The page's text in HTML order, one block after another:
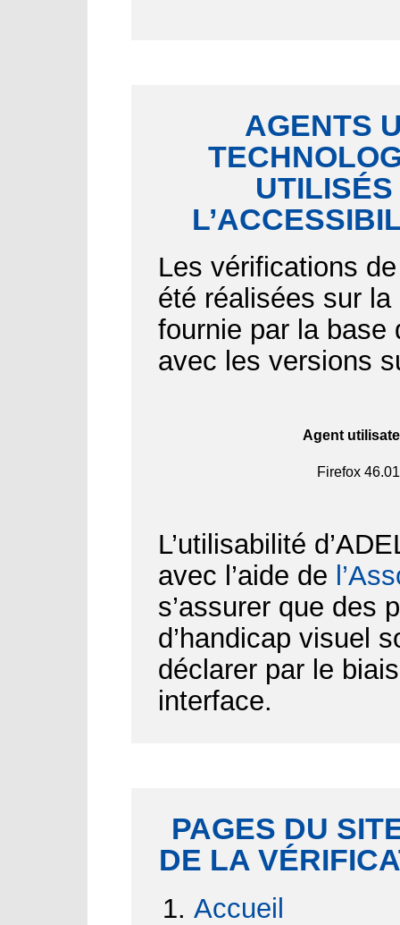
AGENTS
Les vérifications
été réalisées sur
fournie par la base
avec les versions
Agent
Firefox46.01
L’utilisabilité
avec l’aide de
s’assurer que des
d’handicap visuel
déclarer par le
interface.
PAGES DU
DE LA
Accueil